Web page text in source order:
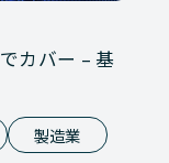
カバー – 基
製造業